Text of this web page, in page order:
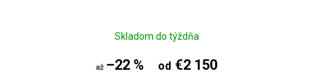
Skladom do týždňa
až –22 % od €2 150